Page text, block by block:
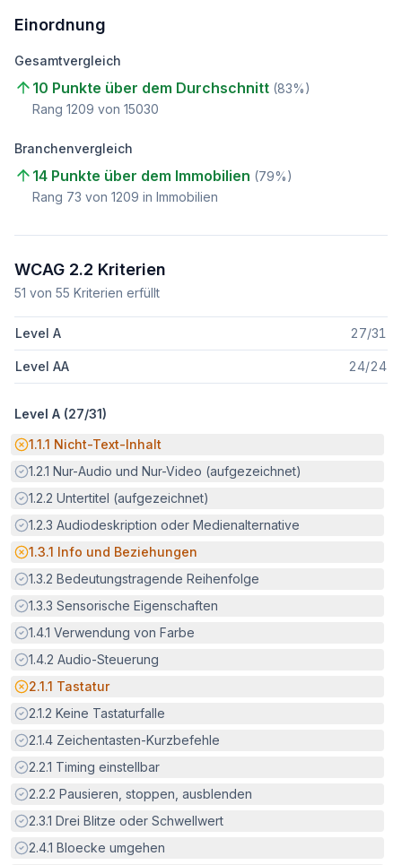
Einordnung
Gesamtvergleich
10 Punkte über dem Durchschnitt (83%)
Rang 1209 von 15030
Branchenvergleich
14 Punkte über dem Immobilien (79%)
Rang 73 von 1209 in Immobilien
WCAG 2.2 Kriterien
51 von 55 Kriterien erfüllt
Level A 27/31
Level AA 24/24
Level A (27/31)
Potenzielle Barriere:
1.1.1 Nicht-Text-Inhalt
Erfüllt:
1.2.1 Nur-Audio und Nur-Video (aufgezeichnet)
Erfüllt:
1.2.2 Untertitel (aufgezeichnet)
Erfüllt:
1.2.3 Audiodeskription oder Medienalternative
Potenzielle Barriere:
1.3.1 Info und Beziehungen
Erfüllt:
1.3.2 Bedeutungstragende Reihenfolge
Erfüllt:
1.3.3 Sensorische Eigenschaften
Erfüllt:
1.4.1 Verwendung von Farbe
Erfüllt:
1.4.2 Audio-Steuerung
Potenzielle Barriere:
2.1.1 Tastatur
Erfüllt:
2.1.2 Keine Tastaturfalle
Erfüllt:
2.1.4 Zeichentasten-Kurzbefehle
Erfüllt:
2.2.1 Timing einstellbar
Erfüllt:
2.2.2 Pausieren, stoppen, ausblenden
Erfüllt:
2.3.1 Drei Blitze oder Schwellwert
Erfüllt:
2.4.1 Bloecke umgehen